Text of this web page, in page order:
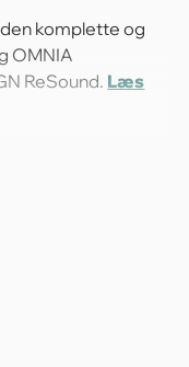
komplette og
OMNIA
ReSound. Læs